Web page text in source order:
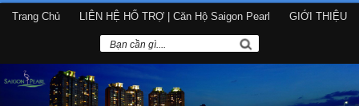
Trang Chủ LIÊN HỆ HỔ TRỢ | Căn Hộ Saigon Pearl GIỚI THIỆU